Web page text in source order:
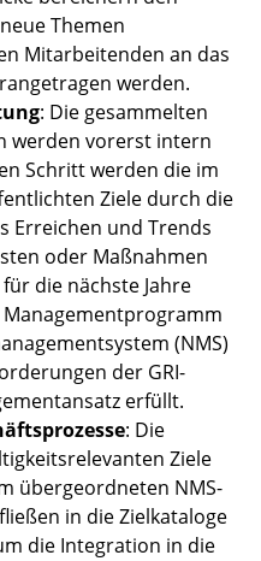
Themen
Mitarbeitenden an das
werden.
: Die gesammelten
werden vorerst intern
Schritt werden die im
Ziele durch die
Erreichen und Trends
oder Maßnahmen
die nächste Jahre
(NMS)
der GRI-
erfüllt.
: Die
Ziele
übergeordneten NMS-
in die Zielkataloge
die Integration in die